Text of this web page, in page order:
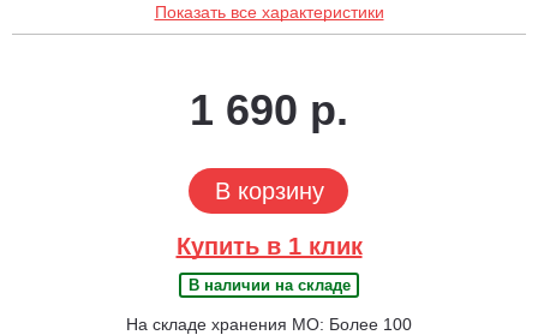
Показать все характеристики
1 690 р.
В корзину
Купить в 1 клик
В наличии на складе
На складе хранения МО: Более 100